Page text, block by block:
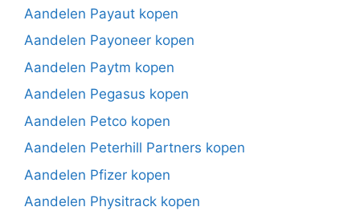
Aandelen Payaut kopen
Aandelen Payoneer kopen
Aandelen Paytm kopen
Aandelen Pegasus kopen
Aandelen Petco kopen
Aandelen Peterhill Partners kopen
Aandelen Pfizer kopen
Aandelen Physitrack kopen